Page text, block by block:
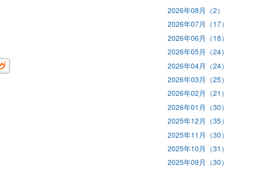
2026年08月（2）
2026年07月（17）
2026年06月（18）
2026年05月（24）
2026年04月（24）
2026年03月（25）
2026年02月（21）
2026年01月（30）
2025年12月（35）
2025年11月（30）
2025年10月（31）
2025年09月（30）